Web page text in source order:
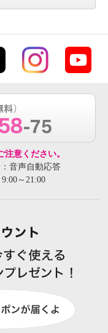
意ください。
音声自動応答
～21:00